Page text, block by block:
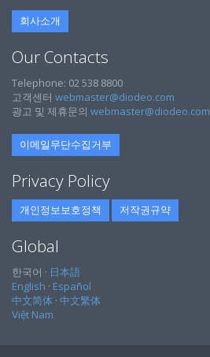
회사소개
Our Contacts
Telephone: 02 538 8800
고객센터 webmaster@diodeo.com
광고 및 제휴문의 webmaster@diodeo.com
이메일무단수집거부
Privacy Policy
개인정보보호정책 저작권규약
Global
한국어 · 日本語
English · Español
中文简体 · 中文繁体
Việt Nam